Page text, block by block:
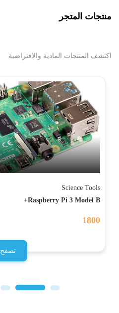
منتجات المتجر
اكتشف المنتجات المادية والافتراضية
Science Tools
Raspberry Pi 3 Model B+
1800
تصفح